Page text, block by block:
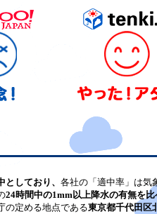
しており、 各社の「適中率」は気
24時間中の1mm以上降水の有無を比
の定める地点である東京都千代田区